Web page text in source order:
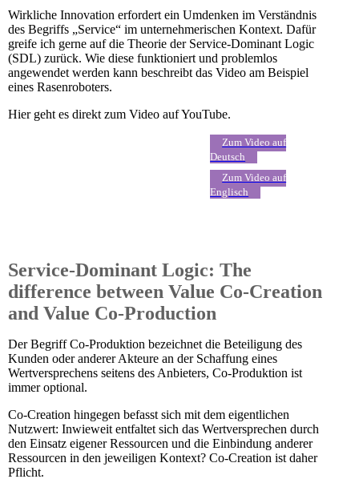
Wirkliche Innovation erfordert ein Umdenken im Verständnis
des Begriffs „Service“ im unternehmerischen Kontext. Dafür
greife ich gerne auf die Theorie der Service-Dominant Logic
(SDL) zurück. Wie diese funktioniert und problemlos
angewendet werden kann beschreibt das Video am Beispiel
eines Rasenroboters.
Hier geht es direkt zum Video auf YouTube.
Zum Video auf
Deutsch
Zum Video auf
Englisch
Service-Dominant Logic: The
difference between Value Co-Creation
and Value Co-Production
Der Begriff Co-Produktion bezeichnet die Beteiligung des
Kunden oder anderer Akteure an der Schaffung eines
Wertversprechens seitens des Anbieters, Co-Produktion ist
immer optional.
Co-Creation hingegen befasst sich mit dem eigentlichen
Nutzwert: Inwieweit entfaltet sich das Wertversprechen durch
den Einsatz eigener Ressourcen und die Einbindung anderer
Ressourcen in den jeweiligen Kontext? Co-Creation ist daher
Pflicht.